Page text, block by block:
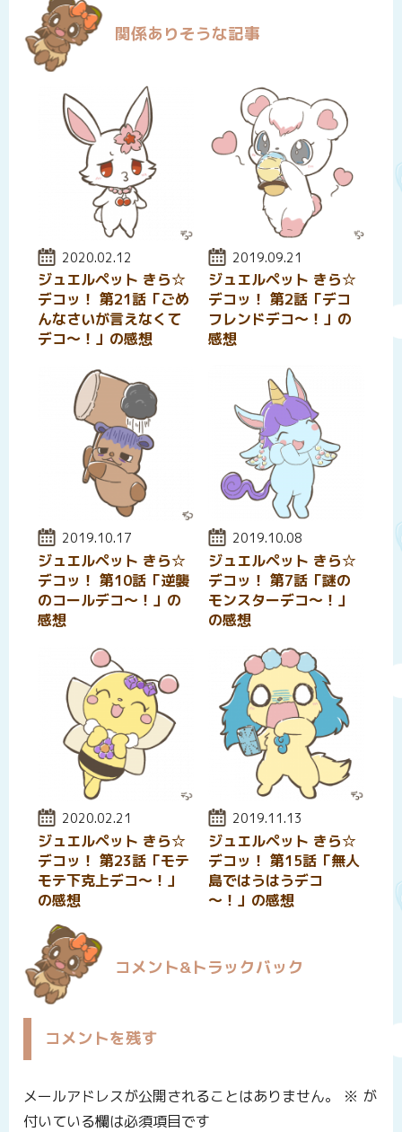
関係ありそうな記事
投稿日:
2020.02.12
ジュエルペット きら☆
デコッ！ 第21話「ごめ
んなさいが言えなくて
デコ～！」の感想
投稿日:
2019.09.21
ジュエルペット きら☆
デコッ！ 第2話「デコ
フレンドデコ～！」の
感想
投稿日:
2019.10.17
ジュエルペット きら☆
デコッ！ 第10話「逆襲
のコールデコ～！」の
感想
投稿日:
2019.10.08
ジュエルペット きら☆
デコッ！ 第7話「謎の
モンスターデコ～！」
の感想
投稿日:
2020.02.21
ジュエルペット きら☆
デコッ！ 第23話「モテ
モテ下克上デコ～！」
の感想
投稿日:
2019.11.13
ジュエルペット きら☆
デコッ！ 第15話「無人
島ではうはうデコ
～！」の感想
コメント&トラックバック
コメントを残す
メールアドレスが公開されることはありません。 ※ が
付いている欄は必須項目です